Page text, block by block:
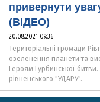
привернути
(ВІДЕО)
20.08.2021 09:36
Територіальні громади
озеленення планети та
Героям Гурбинської
рівненського "УДАРУ".